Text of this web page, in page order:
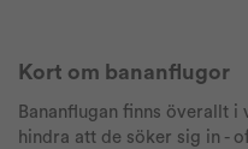
Kort om bananflugor
Bananflugan finns överallt
hindra att de söker sig in -